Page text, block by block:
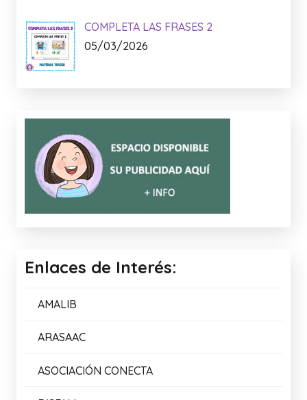
COMPLETA LAS FRASES 2
05/03/2026
Enlaces de Interés:
AMALIB
ARASAAC
ASOCIACIÓN CONECTA